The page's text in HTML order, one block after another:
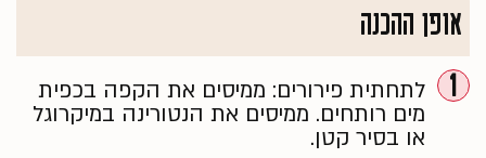
אופן ההכנה
1
לתחתית פירורים: ממיסים את הקפה בכפית
מים רותחים. ממיסים את הנטורינה במיקרוגל
או בסיר קטן.